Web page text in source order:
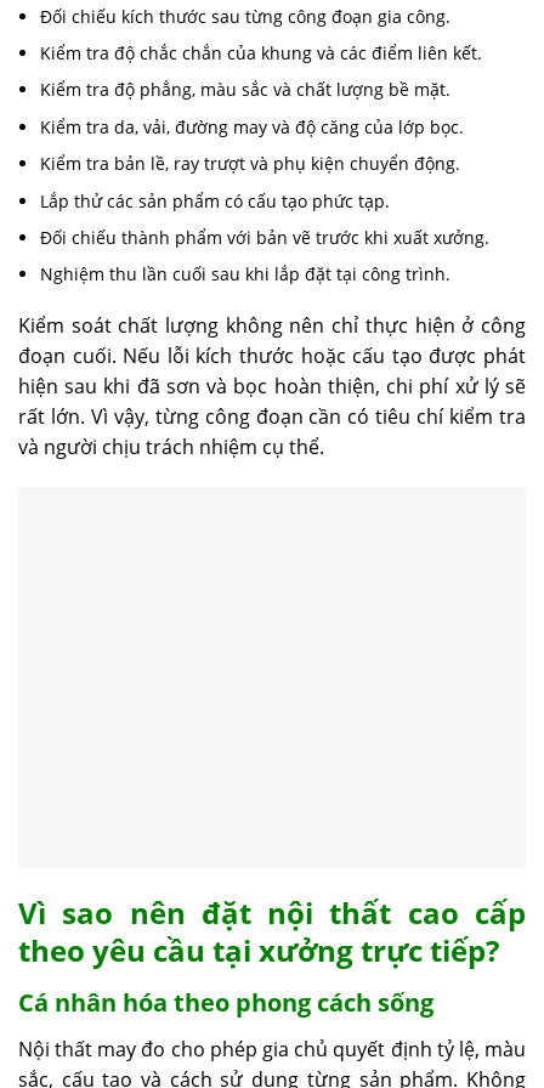
Đối chiếu kích thước sau từng công đoạn gia công.
Kiểm tra độ chắc chắn của khung và các điểm liên kết.
Kiểm tra độ phẳng, màu sắc và chất lượng bề mặt.
Kiểm tra da, vải, đường may và độ căng của lớp bọc.
Kiểm tra bản lề, ray trượt và phụ kiện chuyển động.
Lắp thử các sản phẩm có cấu tạo phức tạp.
Đối chiếu thành phẩm với bản vẽ trước khi xuất xưởng.
Nghiệm thu lần cuối sau khi lắp đặt tại công trình.
Kiểm soát chất lượng không nên chỉ thực hiện ở công
đoạn cuối. Nếu lỗi kích thước hoặc cấu tạo được phát
hiện sau khi đã sơn và bọc hoàn thiện, chi phí xử lý sẽ
rất lớn. Vì vậy, từng công đoạn cần có tiêu chí kiểm tra
và người chịu trách nhiệm cụ thể.
Vì sao nên đặt nội thất cao cấp
theo yêu cầu tại xưởng trực tiếp?
Cá nhân hóa theo phong cách sống
Nội thất may đo cho phép gia chủ quyết định tỷ lệ, màu
sắc, cấu tạo và cách sử dụng từng sản phẩm. Không